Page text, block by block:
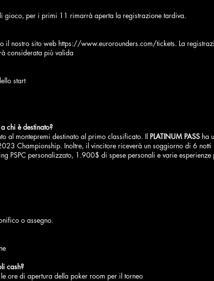
gioco, per i primi 11 rimarrà aperta la registrazione tardiva.
il nostro sito web https://www.eurorounders.com/tickets. La
considerata più valida
start
chi è destinato?
al montepremi destinato al primo classificato. Il PLATINUM PASS ha
Championship. Inoltre, il vincitore riceverà un soggiorno di 6 notti
PSPC personalizzato, 1.900$ di spese personali e varie esperienze
o assegno.
cash?
ore di apertura della poker room per il torneo